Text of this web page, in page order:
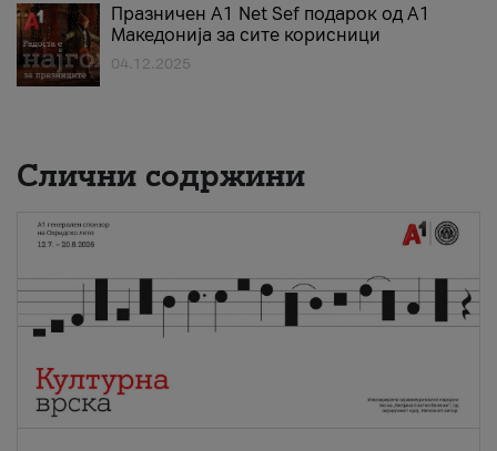
Празничен A1 Net Sеf подарок од А1
Македонија за сите корисници
04.12.2025
Слични содржини